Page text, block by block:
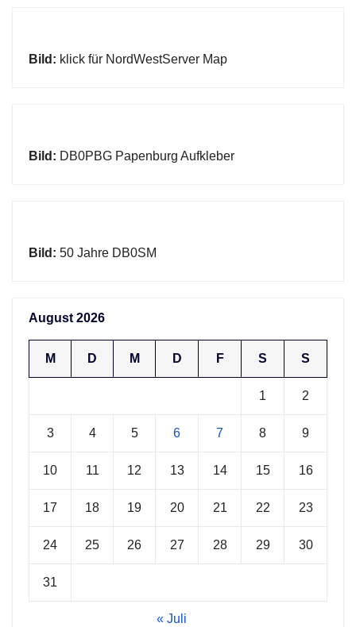
Bild: klick für NordWestServer Map
Bild: DB0PBG Papenburg Aufkleber
Bild: 50 Jahre DB0SM
August 2026
M D M D F S S
1 2
3 4 5 6 7 8 9
10 11 12 13 14 15 16
17 18 19 20 21 22 23
24 25 26 27 28 29 30
31
« Juli